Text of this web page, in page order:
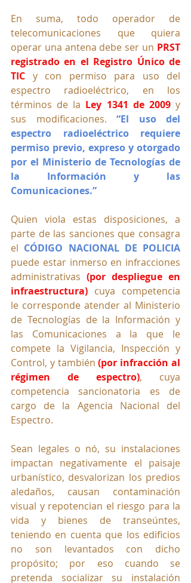
En suma, todo operador de
telecomunicaciones que quiera
operar una antena debe ser un PRST
registrado en el Registro Único de
TIC y con permiso para uso del
espectro radioeléctrico, en los
términos de la Ley 1341 de 2009 y
sus modificaciones. “El uso del
espectro radioeléctrico requiere
permiso previo, expreso y otorgado
por el Ministerio de Tecnologías de
la Información y las
Comunicaciones.”
Quien viola estas disposiciones, a
parte de las sanciones que consagra
el CÓDIGO NACIONAL DE POLICIA
puede estar inmerso en infracciones
administrativas (por despliegue en
infraestructura) cuya competencia
le corresponde atender al Ministerio
de Tecnologías de la Información y
las Comunicaciones a la que le
compete la Vigilancia, Inspección y
Control, y también (por infracción al
régimen de espectro), cuya
competencia sancionatoria es de
cargo de la Agencia Nacional del
Espectro.
Sean legales o nó, su instalaciones
impactan negativamente el paisaje
urbanístico, desvalorizan los predios
aledaños, causan contaminación
visual y repotencian el riesgo para la
vida y bienes de transeúntes,
teniendo en cuenta que los edificios
no son levantados con dicho
propósito; por eso cuando se
pretenda socializar su instalación